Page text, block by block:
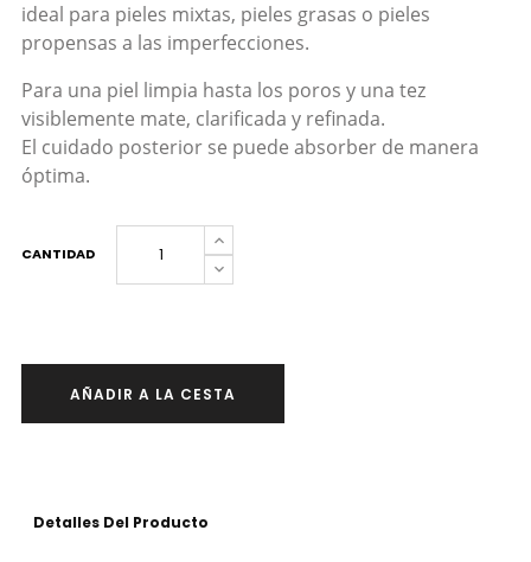
ideal para pieles mixtas, pieles grasas o pieles
propensas a las imperfecciones.
Para una piel limpia hasta los poros y una tez
visiblemente mate, clarificada y refinada.
El cuidado posterior se puede absorber de manera
óptima.
CANTIDAD
AÑADIR A LA CESTA
Detalles Del Producto